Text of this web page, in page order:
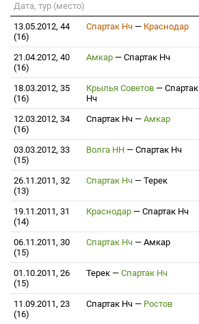
Дата, тур (место)
13.05.2012, 44
(16)
Спартак Нч — Краснодар
21.04.2012, 40
(16)
Амкар — Спартак Нч
18.03.2012, 35
(16)
Крылья Советов — Спартак
Нч
12.03.2012, 34
(16)
Спартак Нч — Амкар
03.03.2012, 33
(15)
Волга НН — Спартак Нч
26.11.2011, 32
(13)
Спартак Нч — Терек
19.11.2011, 31
(14)
Краснодар — Спартак Нч
06.11.2011, 30
(15)
Спартак Нч — Амкар
01.10.2011, 26
(15)
Терек — Спартак Нч
11.09.2011, 23
(16)
Спартак Нч — Ростов